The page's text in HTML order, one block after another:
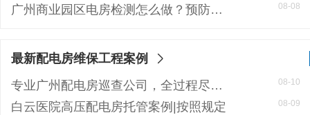
广州商业园区电房检测怎么做？预防性试验守护电力安全 08-08
最新配电房维保工程案例
专业广州配电房巡查公司，全过程尽心服务记录
08-10
白云医院高压配电房托管案例|按照规定 08-09